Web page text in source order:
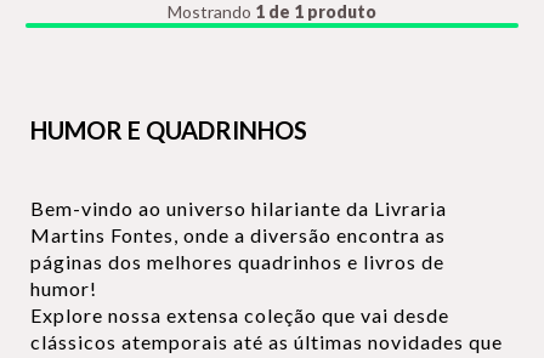
Mostrando 1 de 1 produto
HUMOR E QUADRINHOS
Bem-vindo ao universo hilariante da Livraria
Martins Fontes, onde a diversão encontra as
páginas dos melhores quadrinhos e livros de
humor!
Explore nossa extensa coleção que vai desde
clássicos atemporais até as últimas novidades que